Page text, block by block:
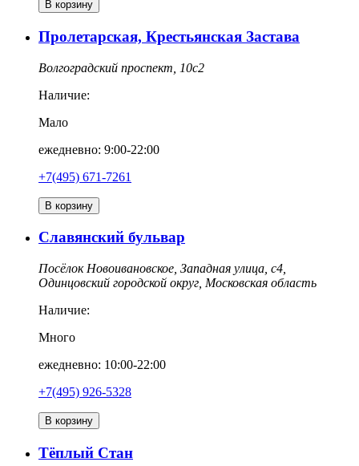
В корзину
Пролетарская, Крестьянская Застава
Волгоградский проспект, 10с2
Наличие:
Мало
ежедневно: 9:00-22:00
+7(495) 671-7261
В корзину
Славянский бульвар
Посёлок Новоивановское, Западная улица, с4,
Одинцовский городской округ, Московская область
Наличие:
Много
ежедневно: 10:00-22:00
+7(495) 926-5328
В корзину
Тёплый Стан